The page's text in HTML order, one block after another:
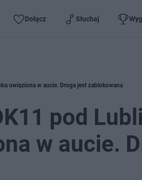
Dołącz Słuchaj
uwięziona w aucie. Droga jest zablokowana
pod
w aucie.